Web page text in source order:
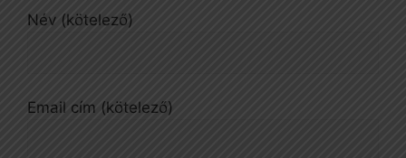
Név (kötelező)
Email cím (kötelező)